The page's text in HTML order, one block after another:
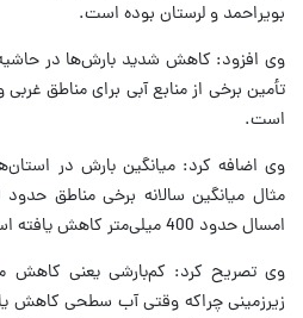
بویراحمد و لرستان بوده است.
وی افزود: کاهش شدید بارش‌ها در
تأمین برخی از منابع آبی برای مناطق
است.
وی اضافه کرد: میانگین بارش در
امسال حدود 400 میلی‌متر کاهش یافته است.
وی تصریح کرد: کم‌بارشی یعنی
زیرزمینی چراکه وقتی آب سطحی کاهش